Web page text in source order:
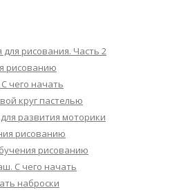
рисования. Часть 2
рисованию
чего начать
круг пастелью
развития моторики
рисованию
рисованию
С чего начать
наброски